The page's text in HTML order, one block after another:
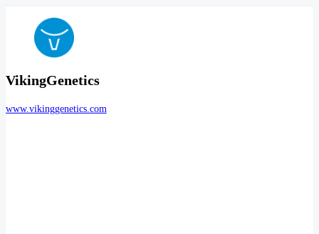
VikingGenetics
www.vikinggenetics.com